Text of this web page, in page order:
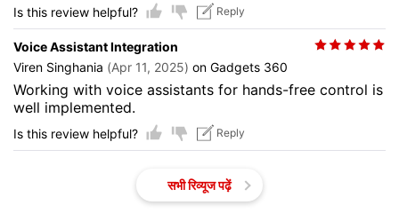
Is this review helpful? Reply
Voice Assistant Integration
Viren Singhania (Apr 11, 2025) on Gadgets 360
Working with voice assistants for hands-free control is
well implemented.
Is this review helpful? Reply
सभी रिव्यूज पढ़ें